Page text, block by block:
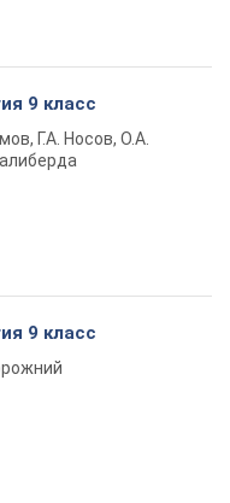
9 класс
Г.А. Носов, О.А.
9 класс